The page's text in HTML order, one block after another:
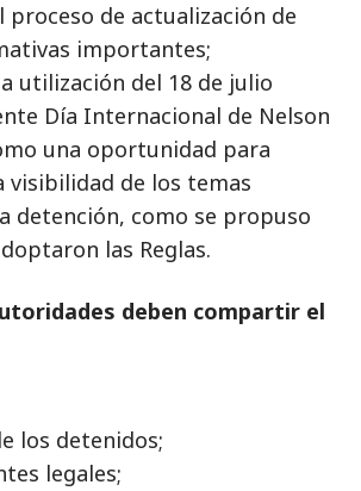
proceso de actualización de
importantes;
utilización del 18 de julio
Día Internacional de Nelson
una oportunidad para
visibilidad de los temas
detención, como se propuso
las Reglas.
deben compartir el
los detenidos;
legales;